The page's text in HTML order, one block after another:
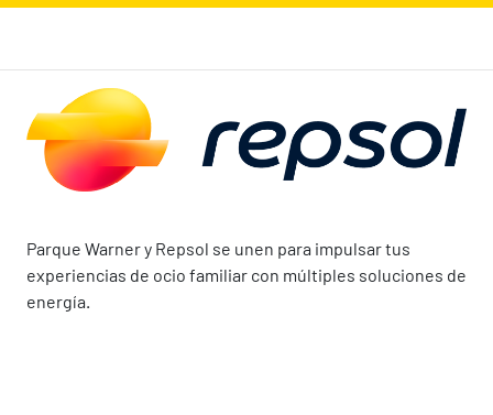
Parque Warner y Repsol se unen para impulsar tus
experiencias de ocio familiar con múltiples soluciones de
energía.